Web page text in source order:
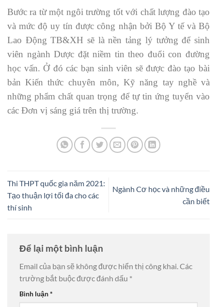
Bước ra từ một ngôi trường tốt với chất lượng đào tạo
và mức độ uy tín được công nhận bởi Bộ Y tế và Bộ
Lao Động TB&XH sẽ là nền tảng lý tưởng để sinh
viên ngành Dược đặt niềm tin theo đuổi con đường
học vấn. Ở đó các bạn sinh viên sẽ được đào tạo bài
bản Kiến thức chuyên môn, Kỹ năng tay nghề và
những phẩm chất quan trọng để tự tin ứng tuyển vào
các Đơn vị sáng giá trên thị trường.
Thi THPT quốc gia năm 2021:
Tạo thuận lợi tối đa cho các
thí sinh
Ngành Cơ học và những điều
cần biết
Để lại một bình luận
Email của bạn sẽ không được hiển thị công khai.Các
trường bắt buộc được đánh dấu *
Bình luận*